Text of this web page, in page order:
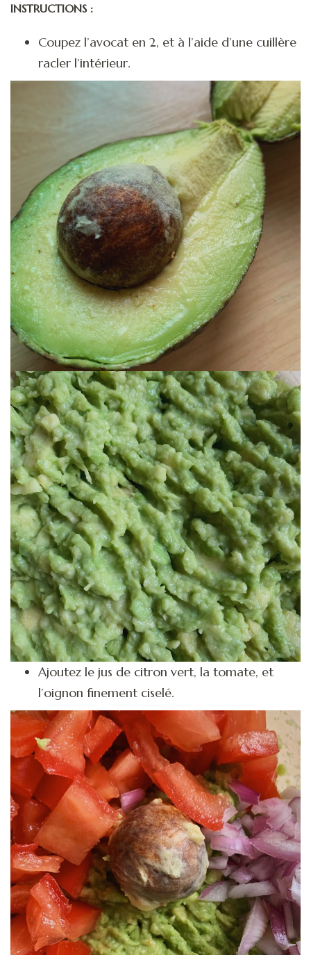
INSTRUCTIONS :
Coupez l’avocat en 2, et à l’aide d’une cuillère
racler l’intérieur.
Ajoutez le jus de citron vert, la tomate, et
l’oignon finement ciselé.